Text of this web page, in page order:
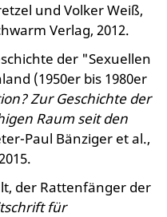
und Volker Weiß,
Verlag, 2012.
der "Sexuellen
(1950er bis 1980er
Zur Geschichte der
Raum seit den
Paul Bänziger et al.,
der Rattenfänger der
für